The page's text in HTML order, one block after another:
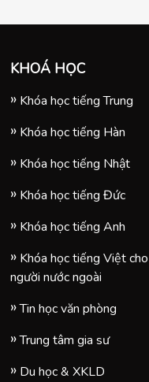
KHOÁ HỌC
Khóa học tiếng Trung
Khóa học tiếng Hàn
Khóa học tiếng Nhật
Khóa học tiếng Đức
Khóa học tiếng Anh
Khóa học tiếng Việt cho
người nước ngoài
Tin học văn phòng
Trung tâm gia sư
Du học & XKLD